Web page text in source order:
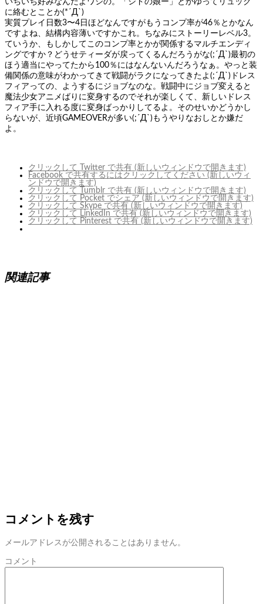
に絡むとことか(*´Д`)
実質プレイ日数3〜4日ほどなんですがもうコンプ率が46％とかなん
ですよね、結構内容薄いですかこれ。ちなみにストーリーレベル3。
ていうか、もしかしてこのコンプ率とかが関係するマルチエンディ
ングですか？どうせティーダが戻ってくるんだろうがな(;´Д`)最初の
ほう適当にやってたから100％にはなんないんだろうなぁ。やっと装
備関係の意味がわかってきて戦闘がラクになってきたよ(;´Д`)ドレス
フィアっての、ようするにジョブなのな。戦闘中にジョブ変えると
魔法少女アニメばりに変身するのでそれが楽しくて、新しいドレス
フィア手に入れる度に変身ばっかりしてるよ。そのせいかどうかし
らないが、近頃GAMEOVERが多い(;´Д`)もうやりなおしとか嫌だ
よ。
クリックして Twitter で共有 (新しいウィンドウで開きます)
Facebook で共有するにはクリックしてください (新しいウィ
ンドウで開きます)
クリックして Tumblr で共有 (新しいウィンドウで開きます)
クリックして Pocket でシェア (新しいウィンドウで開きます)
クリックして Skype で共有 (新しいウィンドウで開きます)
クリックして LinkedIn で共有 (新しいウィンドウで開きます)
クリックして Pinterest で共有 (新しいウィンドウで開きます)
関連記事
コメントを残す
メールアドレスが公開されることはありません。
コメント